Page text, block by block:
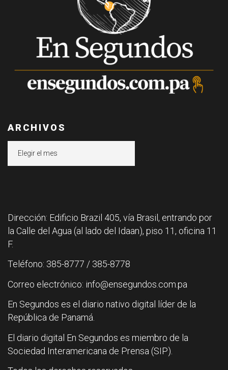
ARCHIVOS
Dirección: Edificio Brazil 405, vía Brasil, entrando por
la Calle del Agua (al lado del Idaan), piso 11, oficina 11
F.
Teléfono: 385-8777 / 385-8778
Correo electrónico: info@ensegundos.com.pa
En Segundos es el diario nativo digital líder de la
República de Panamá.
El diario digital En Segundos es miembro de la
Sociedad Interamericana de Prensa (SIP).